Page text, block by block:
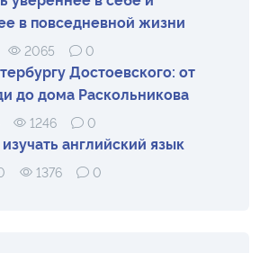
в повседневной жизни
2065 0
Достоевского: от
до дома Раскольникова
1246 0
английский язык
1376 0